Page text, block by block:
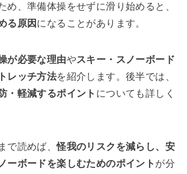
め、準備体操をせずに滑り始めると、
る原因 になることがあります。
が必要な理由やスキー・スノーボード
レッチ方法を紹介します。後半では、
・軽減するポイント についても詳しく
で読めば、怪我のリスクを減らし、安
ーボードを楽しむためのポイント が分